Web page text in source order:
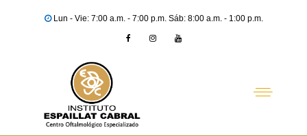
Lun - Vie: 7:00 a.m. - 7:00 p.m. Sáb: 8:00 a.m. - 1:00 p.m.